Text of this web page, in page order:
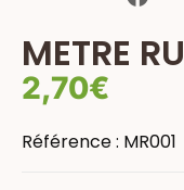
METRE
2,70€
Référence : MR001